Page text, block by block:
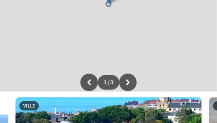
Leaflet|données ©OpenStreetMap/ODbL - renduOSM France
1 /3
VILLE